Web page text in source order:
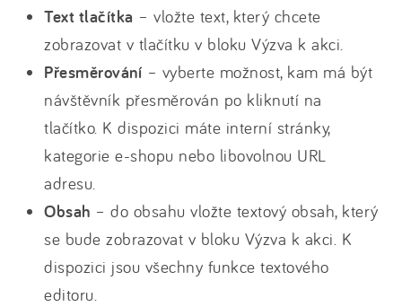
Text tlačítka – vložte text, který chcete
zobrazovat v tlačítku v bloku Výzva k akci.
Přesměrování – vyberte možnost, kam má být
návštěvník přesměrován po kliknutí na
tlačítko. K dispozici máte interní stránky,
kategorie e-shopu nebo libovolnou URL
adresu.
Obsah – do obsahu vložte textový obsah, který
se bude zobrazovat v bloku Výzva k akci. K
dispozici jsou všechny funkce textového
editoru.